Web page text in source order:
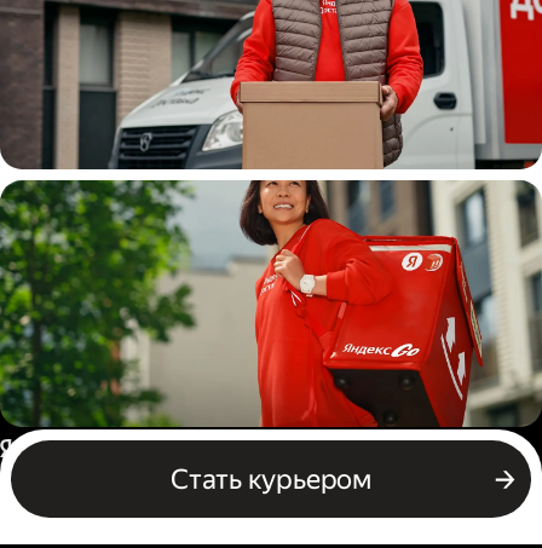
Водитель
грузовой машины
Пеший курьер
Стать курьером
Россия
Бизнесу